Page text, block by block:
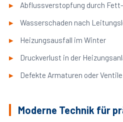
Abflussverstopfung durch
Wasserschaden nach
Heizungsausfall im Winter
Druckverlust in der
Defekte Armaturen oder Ventile
Moderne Technik für